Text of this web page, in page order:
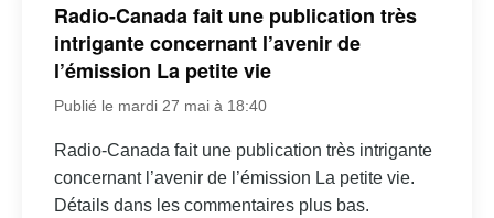
Radio-Canada fait une publication très
intrigante concernant l’avenir de
l’émission La petite vie
Publié le mardi 27 mai à 18:40
Radio-Canada fait une publication très intrigante
concernant l’avenir de l’émission La petite vie.
Détails dans les commentaires plus bas.